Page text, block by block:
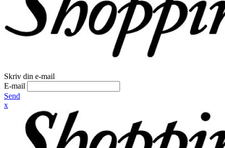
Skriv din e-mail
E-mail
Send
x